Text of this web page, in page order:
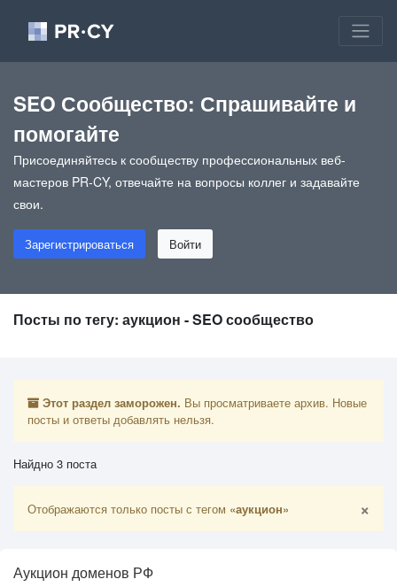
SEO Сообщество: Спрашивайте и
помогайте
Присоединяйтесь к сообществу профессиональных веб-
мастеров PR-CY, отвечайте на вопросы коллег и задавайте
свои.
Зарегистрироваться Войти
Посты по тегу: аукцион - SEO сообщество
Этот раздел заморожен. Вы просматриваете архив. Новые
посты и ответы добавлять нельзя.
Найдно 3 поста
Отображаются только посты с тегом «аукцион» ×
Аукцион доменов РФ